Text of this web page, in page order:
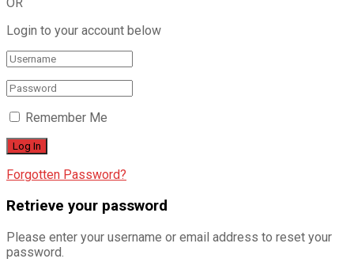
OR
Login to your account below
Remember Me
Forgotten Password?
Retrieve your password
Please enter your username or email address to reset your
password.